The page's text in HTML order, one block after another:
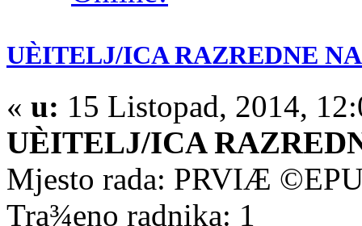
UÈITELJ/ICA RAZREDNE
« u: 15 Listopad, 2014,
UÈITELJ/ICA
Mjesto rada: PRVIÆ
Tra¾eno radnika: 1